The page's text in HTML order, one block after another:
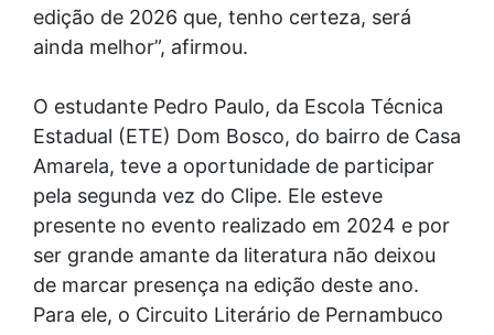
edição de 2026 que, tenho certeza, será
ainda melhor”, afirmou.
O estudante Pedro Paulo, da Escola Técnica
Estadual (ETE) Dom Bosco, do bairro de Casa
Amarela, teve a oportunidade de participar
pela segunda vez do Clipe. Ele esteve
presente no evento realizado em 2024 e por
ser grande amante da literatura não deixou
de marcar presença na edição deste ano.
Para ele, o Circuito Literário de Pernambuco